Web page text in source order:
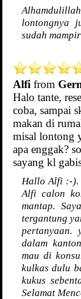
lontongnya
sudah
Alfi from
Halo tante,
coba, sampai
makan di
misal lontong
apa enggak?
sayang kl
Hallo Alfi :-).
Alfi calon
mantap.
tergantung
pertanyaan.
dalam
mau di
kulkas dulu
kukus
Selamat